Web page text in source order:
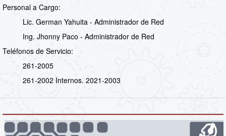
Personal a Cargo:
Lic. German Yahuita - Administrador de Red
Ing. Jhonny Paco - Administrador de Red
Teléfonos de Servicio:
261-2005
261-2002 Internos. 2021-2003